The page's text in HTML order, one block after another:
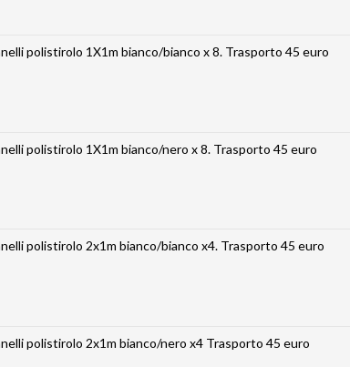
polistirolo 1X1m bianco/bianco x 8. Trasporto 45 euro
polistirolo 1X1m bianco/nero x 8. Trasporto 45 euro
polistirolo 2x1m bianco/bianco x4. Trasporto 45 euro
Trux Design Pannelli polistirolo 2x1m bianco/nero x4 Trasporto 45 euro